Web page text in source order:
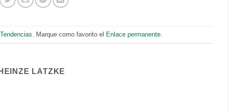
,Tendencias . Marque como favorito el Enlace permanente
LATZKE